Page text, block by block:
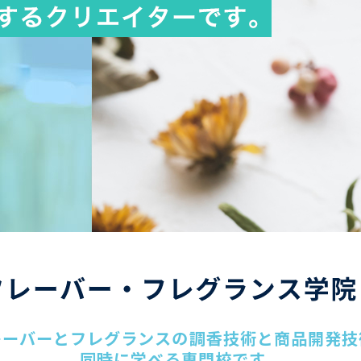
バーとフレグランスの調香技術と商品開発